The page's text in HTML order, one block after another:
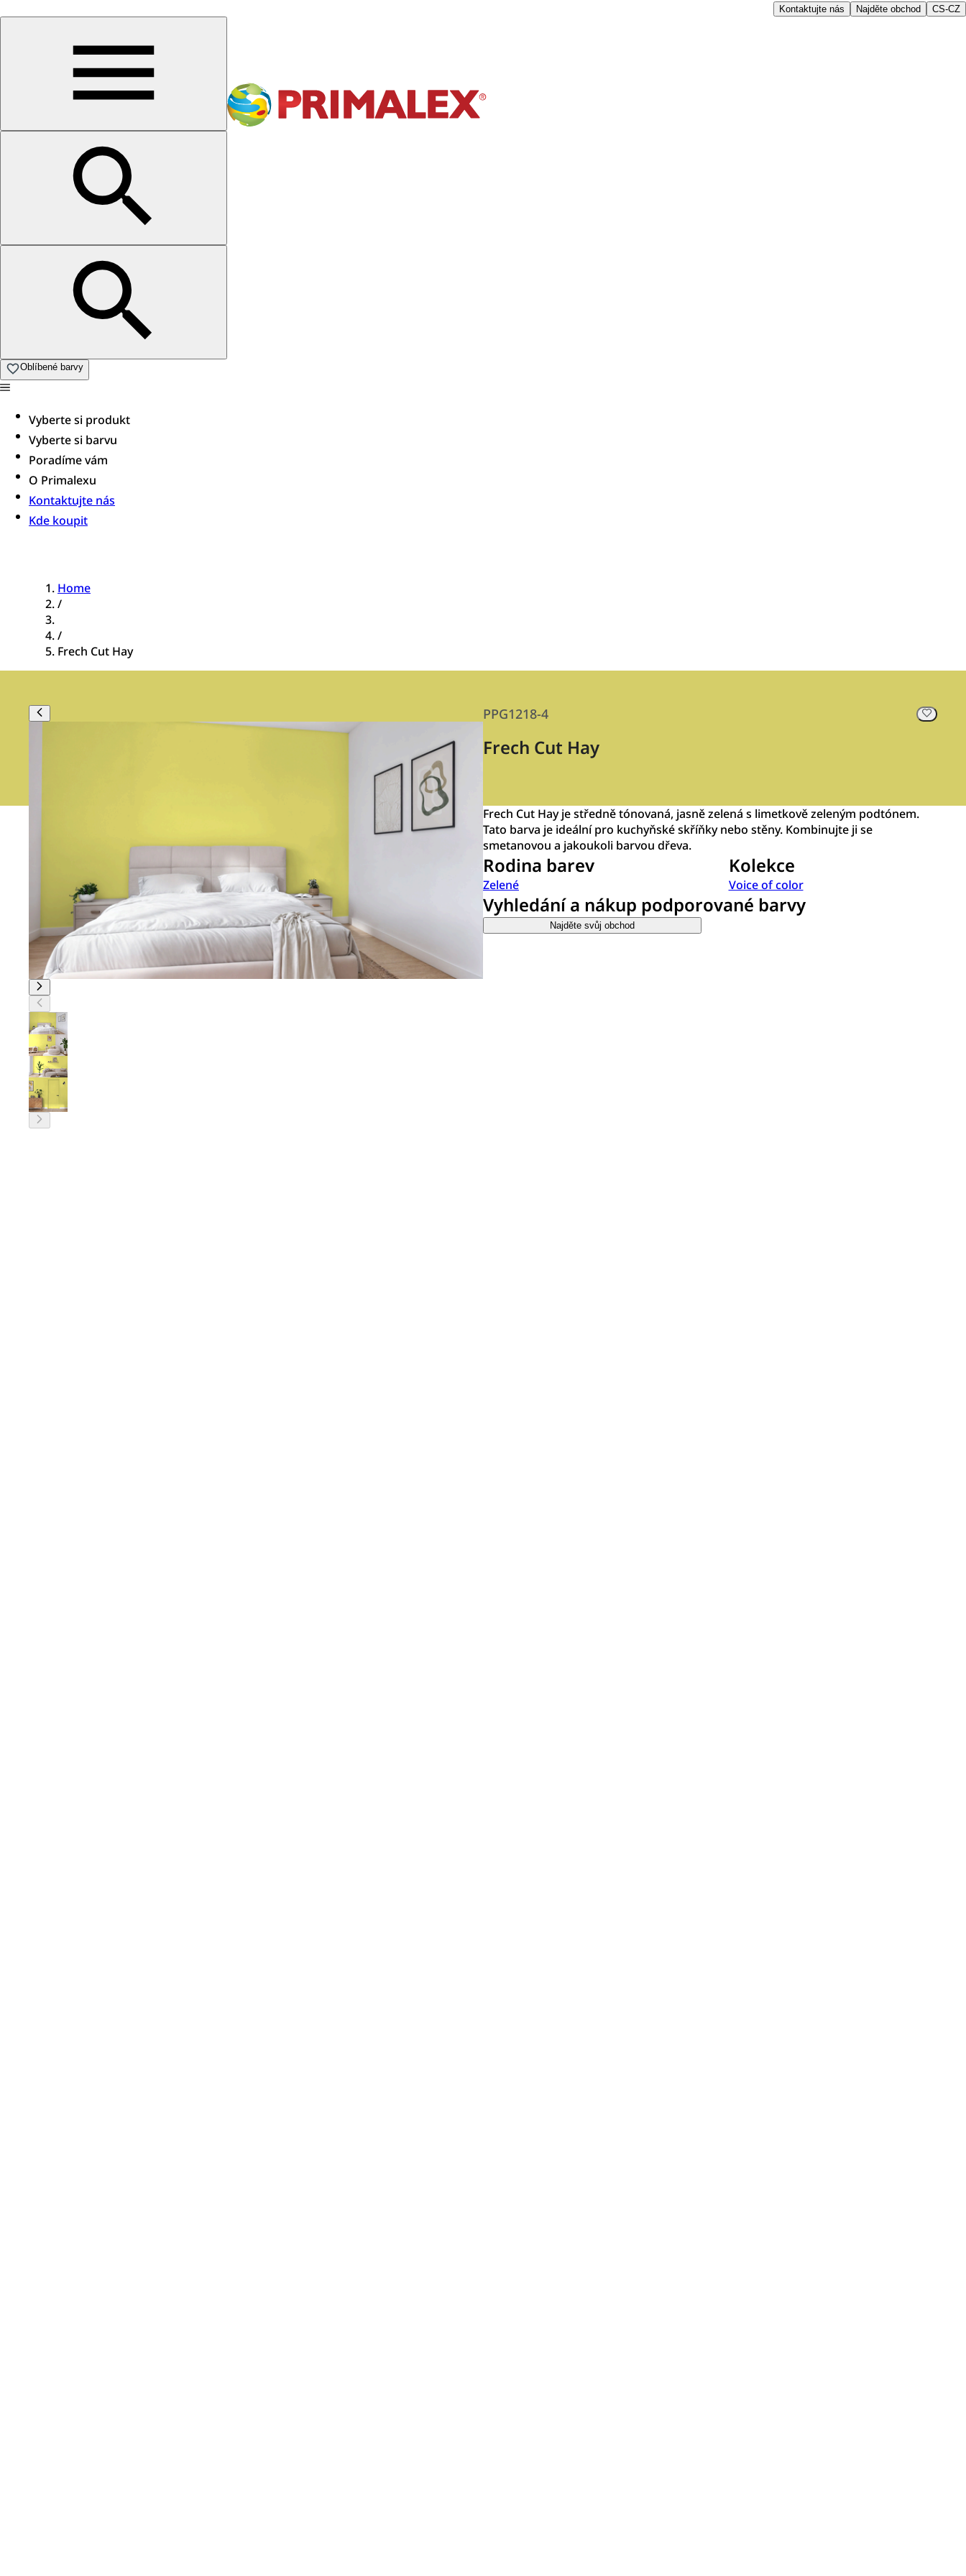
Kontaktujte nás Najděte obchod CS-CZ
Oblíbené barvy
Vyberte si produkt
Vyberte si barvu
Poradíme vám​
O Primalexu
Kontaktujte nás
Kde koupit
Home
/
/
Frech Cut Hay
PPG1218-4
Frech Cut Hay
Frech Cut Hay je středně tónovaná, jasně zelená s limetkově zeleným podtónem.
Tato barva je ideální pro kuchyňské skříňky nebo stěny. Kombinujte ji se
smetanovou a jakoukoli barvou dřeva.
Rodina barev
Zelené
Kolekce
Voice of color
Vyhledání a nákup podporované barvy
Najděte svůj obchod